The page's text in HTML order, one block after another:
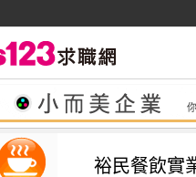
裕民餐飲實